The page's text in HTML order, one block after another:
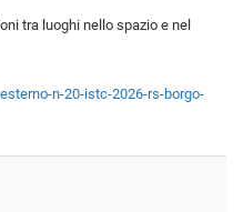
tra luoghi nello spazio e nel
n-20-istc-2026-rs-borgo-